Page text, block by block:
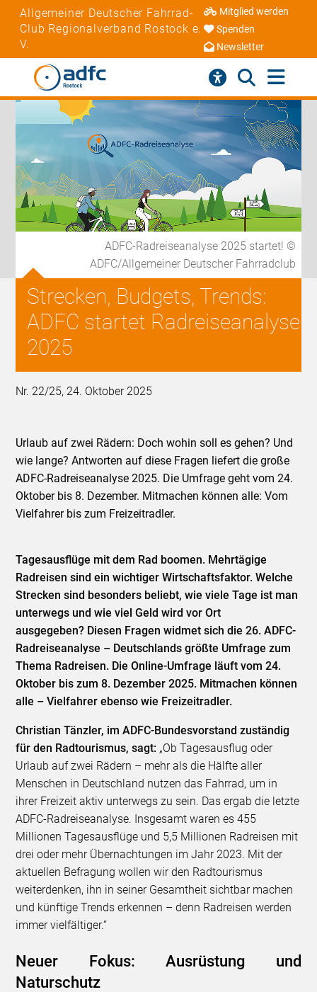
Allgemeiner Deutscher Fahrrad-
Club Regionalverband Rostock e.
V.
Mitglied werden
Spenden
Newsletter
ADFC-Radreiseanalyse 2025 startet! ©
ADFC/Allgemeiner Deutscher Fahrradclub
Strecken, Budgets, Trends:
ADFC startet Radreiseanalyse
2025
Nr. 22/25, 24. Oktober 2025
Urlaub auf zwei Rädern: Doch wohin soll es gehen? Und
wie lange? Antworten auf diese Fragen liefert die große
ADFC-Radreiseanalyse 2025. Die Umfrage geht vom 24.
Oktober bis 8. Dezember. Mitmachen können alle: Vom
Vielfahrer bis zum Freizeitradler.
Tagesausflüge mit dem Rad boomen. Mehrtägige
Radreisen sind ein wichtiger Wirtschaftsfaktor. Welche
Strecken sind besonders beliebt, wie viele Tage ist man
unterwegs und wie viel Geld wird vor Ort
ausgegeben? Diesen Fragen widmet sich die 26. ADFC-
Radreiseanalyse – Deutschlands größte Umfrage zum
Thema Radreisen. Die Online-Umfrage läuft vom 24.
Oktober bis zum 8. Dezember 2025. Mitmachen können
alle – Vielfahrer ebenso wie Freizeitradler.
Christian Tänzler, im ADFC-Bundesvorstand zuständig
für den Radtourismus, sagt: „Ob Tagesausflug oder
Urlaub auf zwei Rädern – mehr als die Hälfte aller
Menschen in Deutschland nutzen das Fahrrad, um in
ihrer Freizeit aktiv unterwegs zu sein. Das ergab die letzte
ADFC-Radreiseanalyse. Insgesamt waren es 455
Millionen Tagesausflüge und 5,5 Millionen Radreisen mit
drei oder mehr Übernachtungen im Jahr 2023. Mit der
aktuellen Befragung wollen wir den Radtourismus
weiterdenken, ihn in seiner Gesamtheit sichtbar machen
und künftige Trends erkennen – denn Radreisen werden
immer vielfältiger.“
Neuer Fokus: Ausrüstung und
Naturschutz